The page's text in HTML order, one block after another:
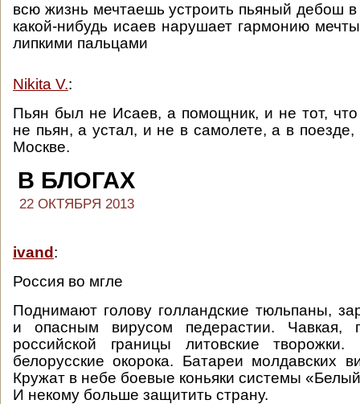
всю жизнь мечтаешь устроить пьяный дебош
какой-нибудь исаев нарушает гармонию
липкими пальцами
Nikita V.:
Пьян был не Исаев, а помощник, и не тот, что
не пьян, а устал, и не в самолете, а в
Москве.
В БЛОГАХ
22 ОКТЯБРЯ 2013
ivand :
Россия во мгле
Поднимают голову голландские тюльпаны,
и опасным вирусом педерастии. Чавкая,
российской границы литовские
белорусские окорока. Батареи молдавских
Кружат в небе боевые коньяки системы
И некому больше защитить страну.